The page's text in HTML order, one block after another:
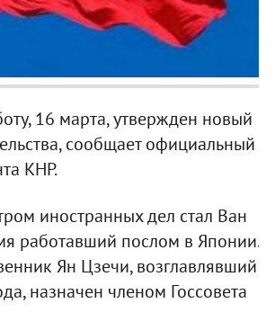
16 марта, утвержден новый
сообщает официальный
КНР.
иностранных дел стал Ван
работавший послом в Японии.
Ян Цзечи, возглавлявший
назначен членом Госсовета